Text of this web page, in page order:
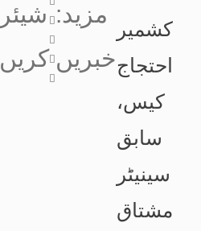
شیئر
کریں
:مزید
خبریں
کشمیر
احتجاج
کیس،
سابق
سینیٹر
مشتاق